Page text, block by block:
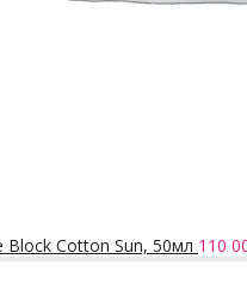
Block Cotton Sun, 50мл 110